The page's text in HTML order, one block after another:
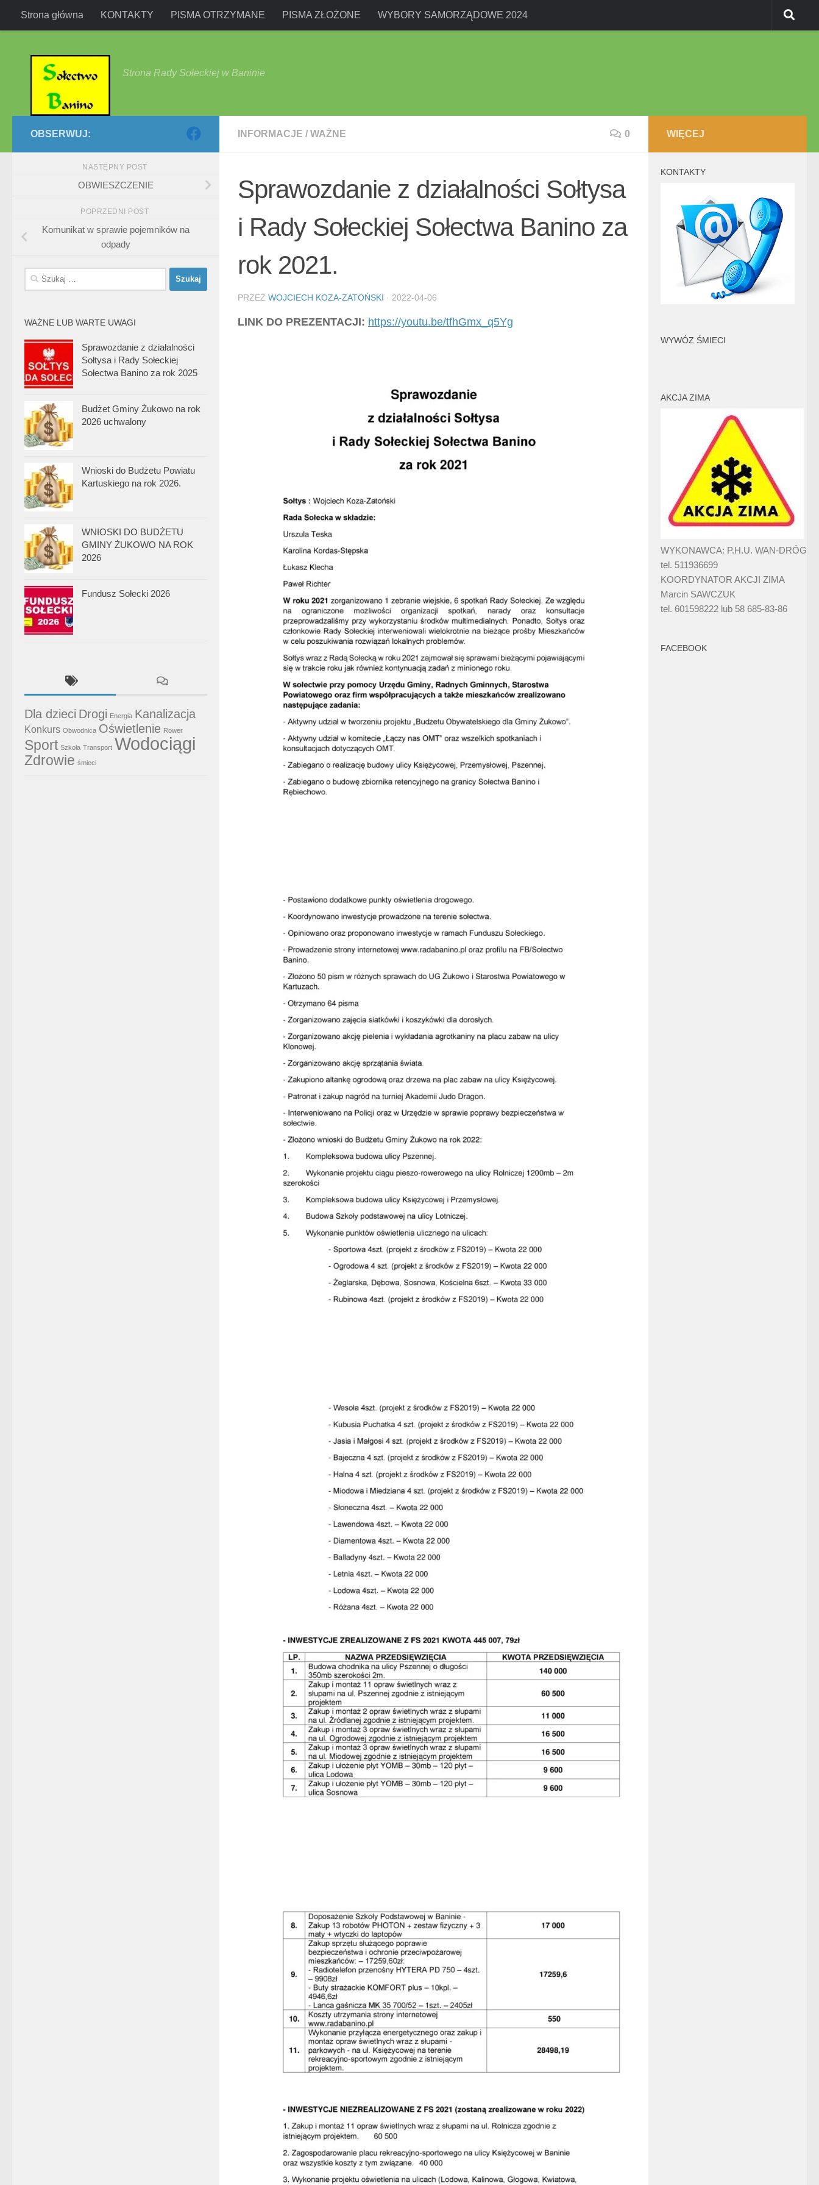
Przejdź do treści
Strona główna KONTAKTY PISMA OTRZYMANE PISMA ZŁOŻONE WYBORY SAMORZĄDOWE 2024
Strona Rady Sołeckiej w Baninie
INFORMACJE / WAŻNE 0
Sprawozdanie z działalności Sołtysa
i Rady Sołeckiej Sołectwa Banino za
rok 2021.
PRZEZ WOJCIECH KOZA-ZATOŃSKI · 2022-04-06
LINK DO PREZENTACJI: https://youtu.be/tfhGmx_q5Yg
OBSERWUJ:
NASTĘPNY POST
OBWIESZCZENIE
POPRZEDNI POST
Komunikat w sprawie pojemników na
odpady
Szukaj:
WAŻNE LUB WARTE UWAGI
Sprawozdanie z działalności
Sołtysa i Rady Sołeckiej
Sołectwa Banino za rok 2025
Budżet Gminy Żukowo na rok
2026 uchwalony
Wnioski do Budżetu Powiatu
Kartuskiego na rok 2026.
WNIOSKI DO BUDŻETU
GMINY ŻUKOWO NA ROK
2026
Fundusz Sołecki 2026
Dla dzieci Drogi Energia Kanalizacja
Konkurs Obwodnica Oświetlenie Rower
Sport Szkoła Transport Wodociągi
Zdrowie śmieci
WIĘCEJ
KONTAKTY
WYWÓZ ŚMIECI
AKCJA ZIMA
WYKONAWCA: P.H.U. WAN-DRÓG
tel. 511936699
KOORDYNATOR AKCJI ZIMA
Marcin SAWCZUK
tel. 601598222 lub 58 685-83-86
FACEBOOK